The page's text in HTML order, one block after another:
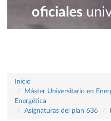
oficiales
Inicio
Máster Universitario en
Energética
Asignaturas del plan 636